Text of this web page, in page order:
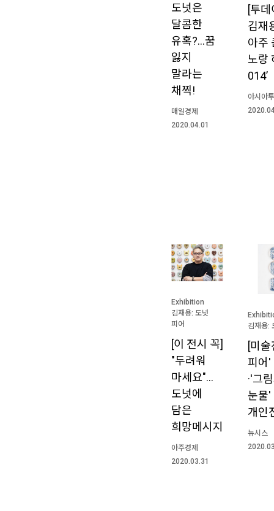
도넛은
달콤한
유혹?…꿈
잃지
말라는
채찍!
매일경제
2020.04.01
[투
김재
아주
노랑
014’
아시아
Exhibition
김재용: 도넛
피어
[이 전시 꼭]
"두려워
마세요"…
도넛에
담은
희망메시지
아주경제
2020.03.31
김재용:
[미
피어'
·'그
눈물'
개인
뉴시스